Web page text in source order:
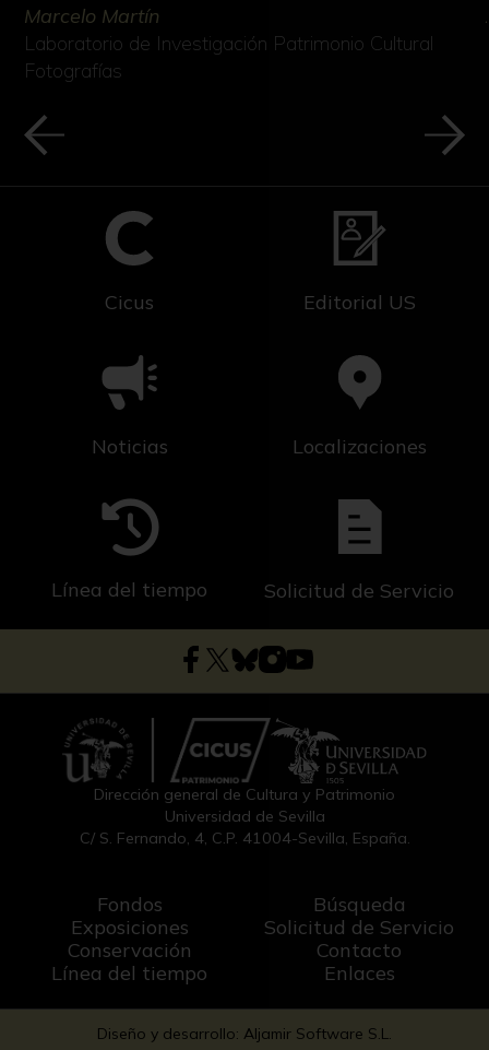
Marcelo Martín
Laboratorio de Investigación Patrimonio Cultural
Fotografías
Cicus Editorial US
Noticias Localizaciones
Línea del tiempo Solicitud de Servicio
Dirección general de Cultura y Patrimonio
Universidad de Sevilla
C/ S. Fernando, 4, C.P. 41004-Sevilla, España.
Fondos
Exposiciones
Conservación
Línea del tiempo
Búsqueda
Solicitud de Servicio
Contacto
Enlaces
Diseño y desarrollo: Aljamir Software S.L.